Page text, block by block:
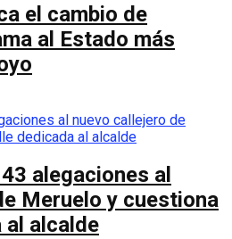
el cambio de
al Estado más
alegaciones al
Meruelo y cuestiona
al alcalde